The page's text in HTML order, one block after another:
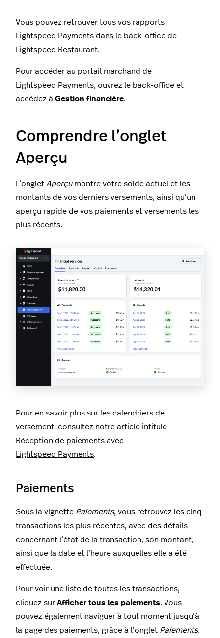
Vous pouvez retrouver tous vos rapports
Lightspeed Payments dans le back-office de
Lightspeed Restaurant.
Pour accéder au portail marchand de
Lightspeed Payments, ouvrez le back-office et
accédez à Gestion financière.
Comprendre l’onglet
Aperçu
L’onglet Aperçumontre votre solde actuel et les
montants de vos derniers versements, ainsi qu’un
aperçu rapide de vos paiements et versements les
plus récents.
Pour en savoir plus sur les calendriers de
versement, consultez notre article intitulé
Réception de paiements avec
Lightspeed Payments.
Paiements
Sous la vignette Paiements, vous retrouvez les cinq
transactions les plus récentes, avec des détails
concernant l’état de la transaction, son montant,
ainsi que la date et l’heure auxquelles elle a été
effectuée.
Pour voir une liste de toutes les transactions,
cliquez sur Afficher tous les paiements. Vous
pouvez également naviguer à tout moment jusqu’à
la page des paiements, grâce à l’onglet Paiements.